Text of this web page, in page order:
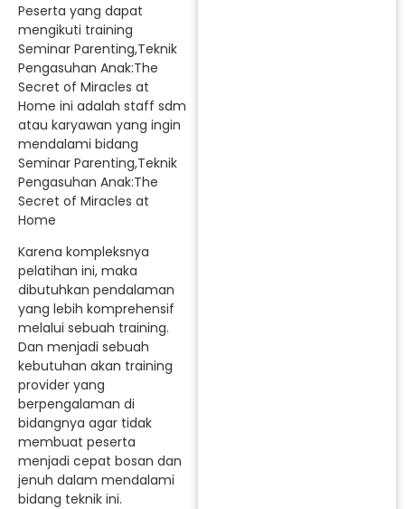
Peserta yang dapat
mengikuti training
Seminar Parenting,Teknik
Pengasuhan Anak:The
Secret of Miracles at
Home ini adalah staff sdm
atau karyawan yang ingin
mendalami bidang
Seminar Parenting,Teknik
Pengasuhan Anak:The
Secret of Miracles at
Home
Karena kompleksnya
pelatihan ini, maka
dibutuhkan pendalaman
yang lebih komprehensif
melalui sebuah training.
Dan menjadi sebuah
kebutuhan akan training
provider yang
berpengalaman di
bidangnya agar tidak
membuat peserta
menjadi cepat bosan dan
jenuh dalam mendalami
bidang teknik ini.